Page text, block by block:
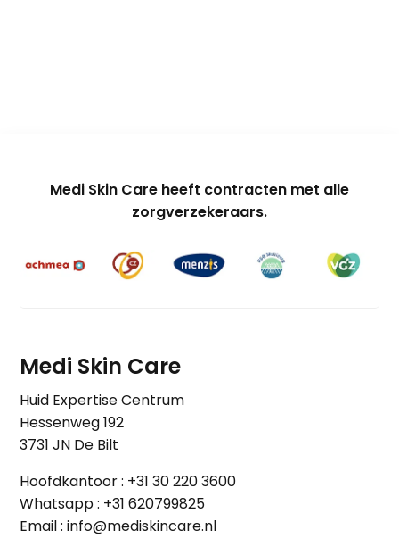
Medi Skin Care heeft contracten met alle
zorgverzekeraars.
Medi Skin Care
Huid Expertise Centrum
Hessenweg 192
3731 JN De Bilt
Hoofdkantoor : +31 30 220 3600
Whatsapp : +31 620799825
Email : info@mediskincare.nl